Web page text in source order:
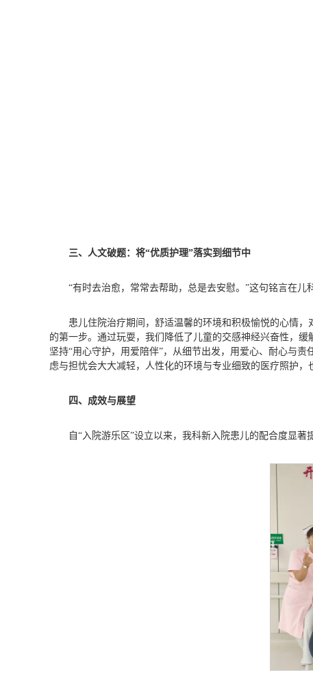
三、人文破题：将“优质护理”落实到细节中
“有时去治愈，常常去帮助，总是去安慰。”这句铭言在儿
患儿住院治疗期间，舒适温馨的环境和积极愉悦的心情
的第一步。通过玩耍，我们降低了儿童的交感神经兴奋性，
坚持“用心守护，用爱陪伴”，从细节出发，用爱心、耐心与
虑与担忧会大大减轻，人性化的环境与专业细致的医疗照护，
四、成效与展望
自“入院游乐区”设立以来，我科新入院患儿的配合度显